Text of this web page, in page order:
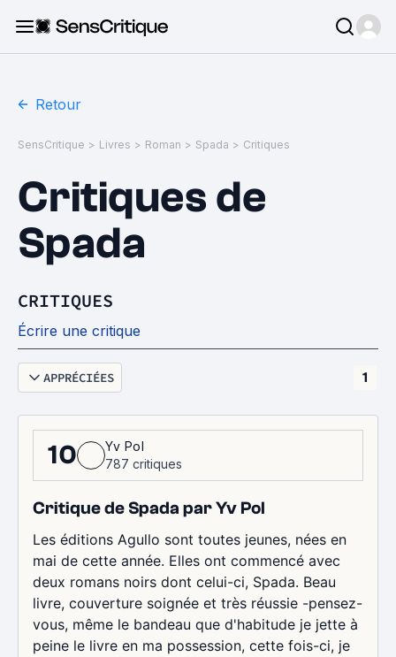
Retour
SensCritique > Livres > Roman > Spada > Critiques
Critiques de
Spada
CRITIQUES
Écrire une critique
APPRÉCIÉES 1
10
Yv Pol
787 critiques
Critique de Spada par Yv Pol
Les éditions Agullo sont toutes jeunes, nées en
mai de cette année. Elles ont commencé avec
deux romans noirs dont celui-ci, Spada. Beau
livre, couverture soignée et très réussie -pensez-
vous, même le bandeau que d'habitude je jette à
peine le livre en ma possession, cette fois-ci, je